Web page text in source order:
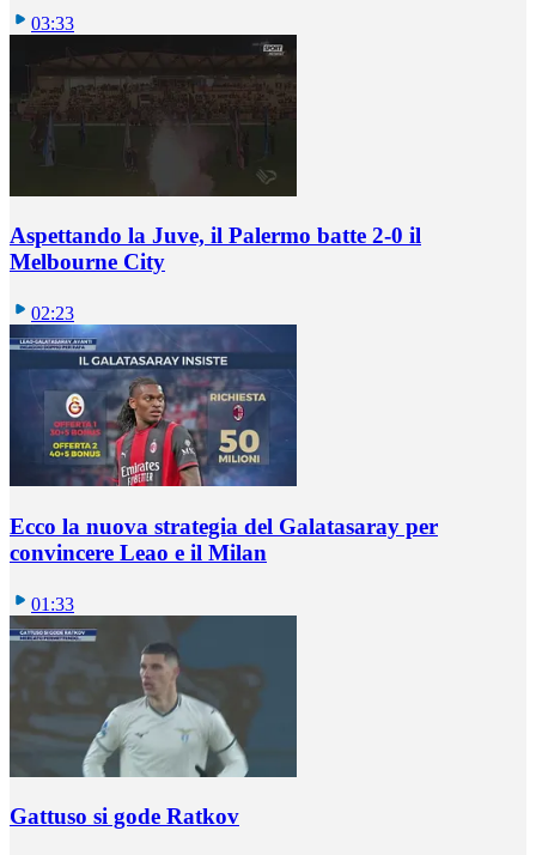
03:33
Aspettando la Juve, il Palermo batte 2-0 il
Melbourne City
02:23
Ecco la nuova strategia del Galatasaray per
convincere Leao e il Milan
01:33
Gattuso si gode Ratkov